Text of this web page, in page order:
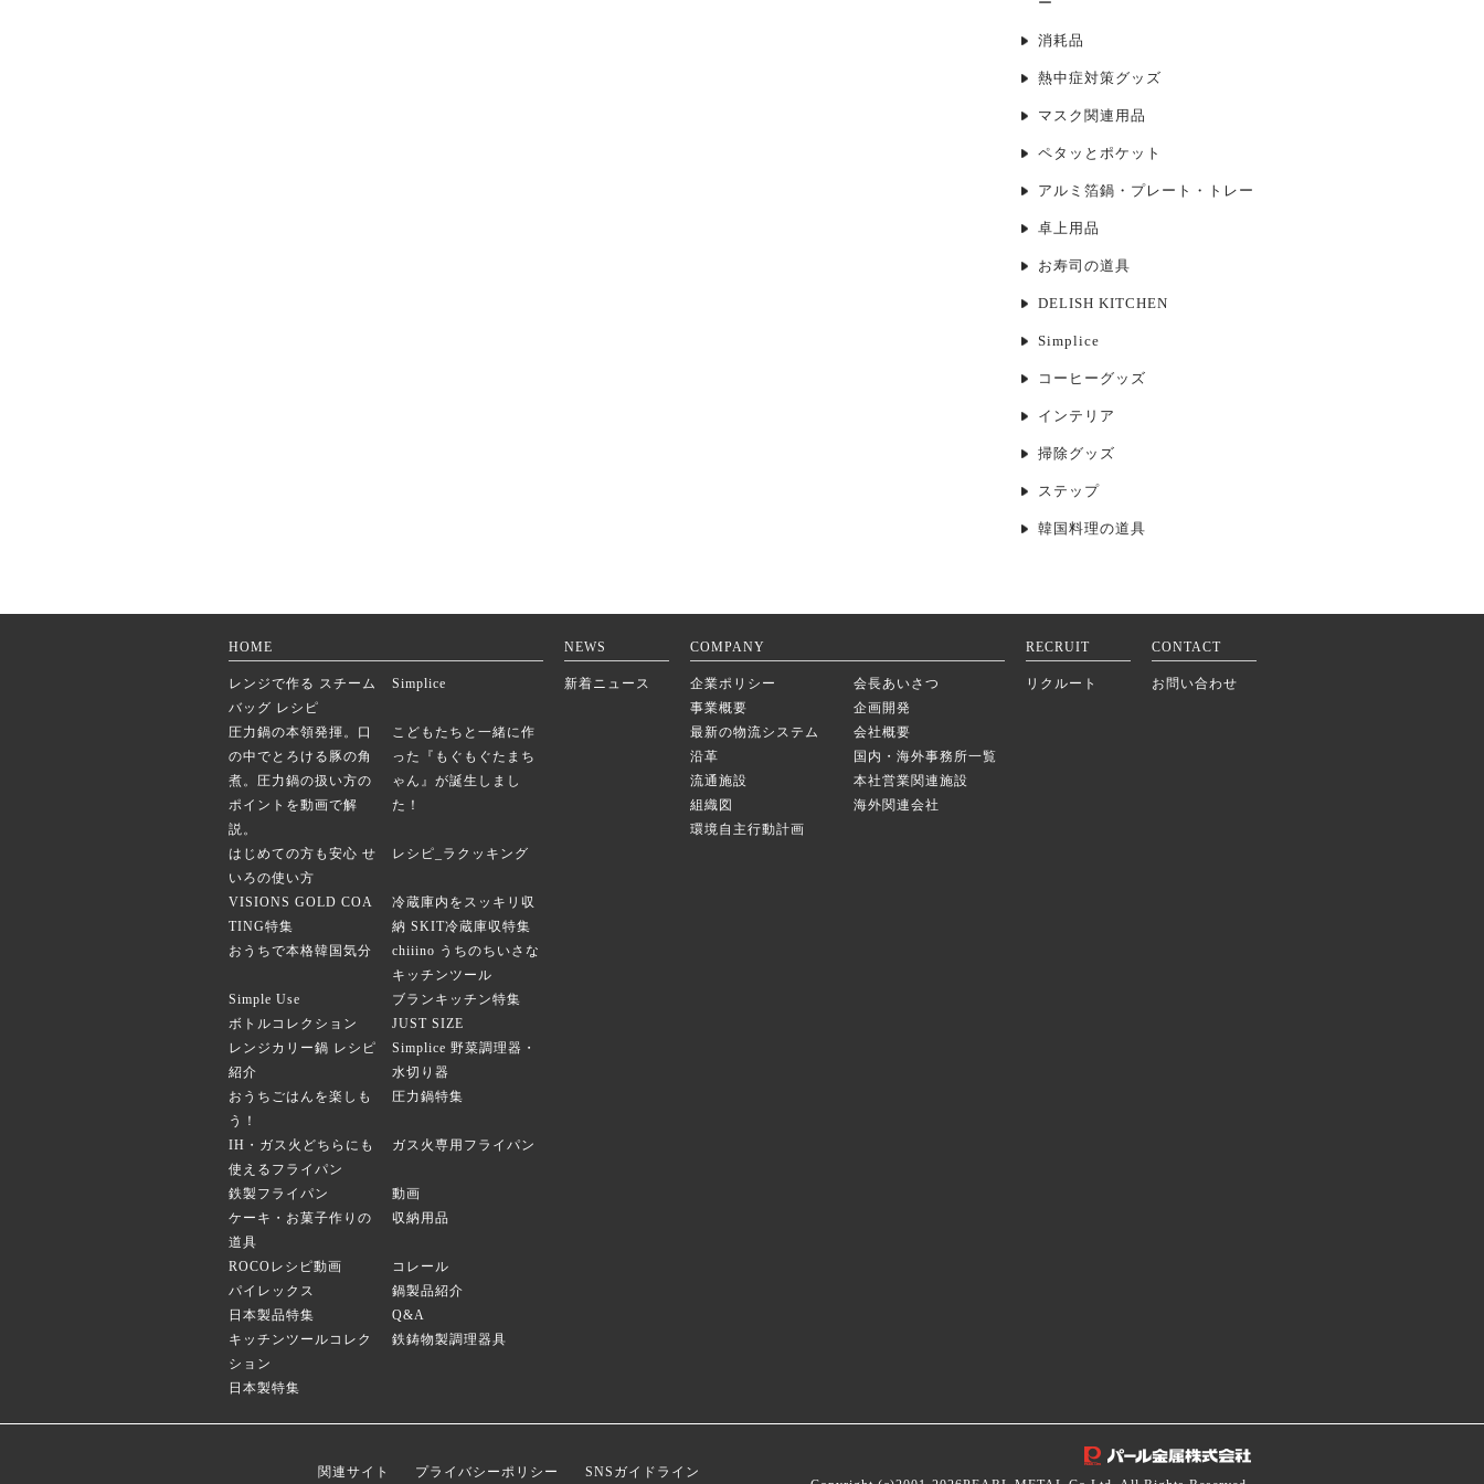
消耗品
熱中症対策グッズ
マスク関連用品
ペタッとポケット
アルミ箔鍋・プレート・トレー
卓上用品
お寿司の道具
DELISH KITCHEN
Simplice
コーヒーグッズ
インテリア
掃除グッズ
ステップ
韓国料理の道具
HOME
レンジで作る スチーム
バッグ レシピ
Simplice
圧力鍋の本領発揮。口
の中でとろける豚の角
煮。圧力鍋の扱い方の
ポイントを動画で解
説。
こどもたちと一緒に作
った『もぐもぐたまち
ゃん』が誕生しまし
た！
はじめての方も安心 せ
いろの使い方
レシピ_ラクッキング
VISIONS GOLD COA
TING特集
冷蔵庫内をスッキリ収
納 SKIT冷蔵庫収特集
おうちで本格韓国気分
chiiino うちのちいさな
キッチンツール
Simple Use
ブランキッチン特集
ボトルコレクション
JUST SIZE
レンジカリー鍋 レシピ
紹介
Simplice 野菜調理器・
水切り器
おうちごはんを楽しも
う！
圧力鍋特集
IH・ガス火どちらにも
使えるフライパン
ガス火専用フライパン
鉄製フライパン
動画
ケーキ・お菓子作りの
道具
収納用品
ROCOレシピ動画
コレール
パイレックス
鍋製品紹介
日本製品特集
Q&A
キッチンツールコレク
ション
鉄鋳物製調理器具
日本製特集
NEWS
新着ニュース
COMPANY
企業ポリシー
会長あいさつ
事業概要
企画開発
最新の物流システム
会社概要
沿革
国内・海外事務所一覧
流通施設
本社営業関連施設
組織図
海外関連会社
環境自主行動計画
RECRUIT
リクルート
CONTACT
お問い合わせ
関連サイト プライバシーポリシー
SNSガイドライン